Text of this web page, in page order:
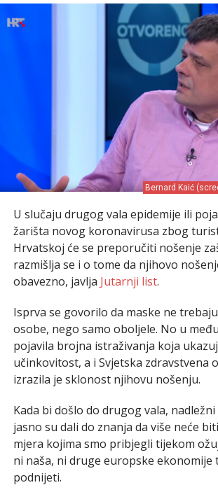
Bernard Kaić
U slučaju drugog vala epidemije ili
žarišta novog koronavirusa zbog
Hrvatskoj će se preporučiti nošenje
razmišlja se i o tome da njihovo
obavezno, javlja Jutarnji list.
Isprva se govorilo da maske ne
osobe, nego samo oboljele. No u
pojavila brojna istraživanja koja
učinkovitost, a i Svjetska zdravstvena
izrazila je sklonost njihovu nošenju.
Kada bi došlo do drugog vala,
jasno su dali do znanja da više neće
mjera kojima smo pribjegli tijekom
ni naša, ni druge europske ekonomije
podnijeti.